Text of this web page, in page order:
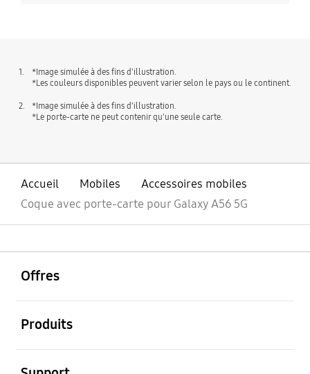
1.
*Image simulée à des fins d'illustration.
*Les couleurs disponibles peuvent varier selon le pays ou le continent.
2.
*Image simulée à des fins d'illustration.
*Le porte-carte ne peut contenir qu'une seule carte.
Accueil Mobiles
Accessoires mobiles
Coque avec porte-carte pour Galaxy A56 5G
Offres
Produits